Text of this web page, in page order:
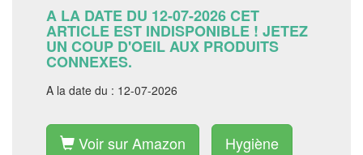
A LA DATE DU 12-07-2026 CET
ARTICLE EST INDISPONIBLE ! JETEZ
UN COUP D'OEIL AUX PRODUITS
CONNEXES.
A la date du : 12-07-2026
Voir sur Amazon Hygiène